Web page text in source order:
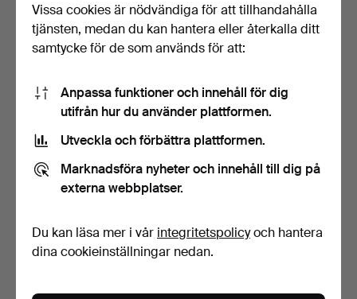
ULLA CHRISTIANSSON.
MATBORD, "TRIPPO", KAR…
5 dagar
Bevaka sökning
Vissa cookies är nödvändiga för att tillhandahålla
tjänsten, medan du kan hantera eller återkalla ditt
samtycke för de som används för att:
Anpassa funktioner och innehåll för dig
utifrån hur du använder plattformen.
Utveckla och förbättra plattformen.
Marknadsföra nyheter och innehåll till dig på
externa webbplatser.
Du kan läsa mer i vår integritetspolicyoch hantera
dina cookieinställningar nedan.